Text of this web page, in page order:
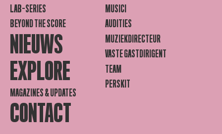
LAB-SERIES
BEYOND THE SCORE
NIEUWS
EXPLORE
MAGAZINES & UPDATES
CONTACT
MUSICI
AUDITIES
MUZIEKDIRECTEUR
VASTE GASTDIRIGENT
TEAM
PERSKIT